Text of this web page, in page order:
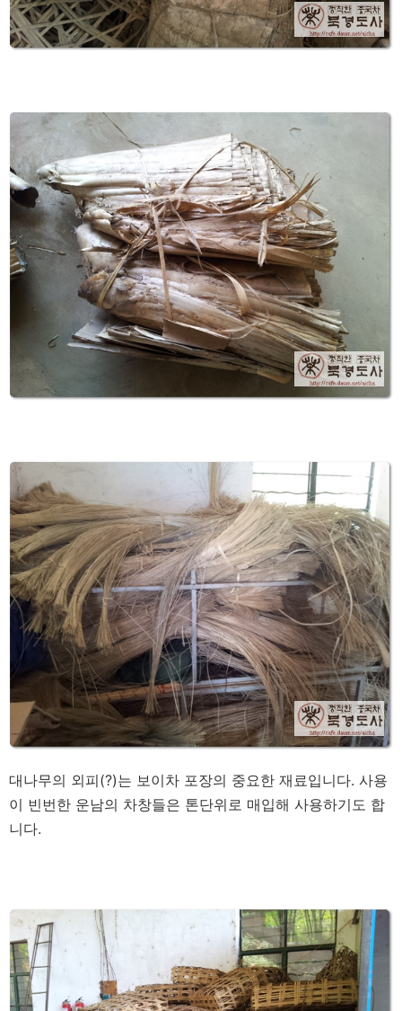
대나무의 외피(?)는 보이차 포장의 중요한 재료입니다. 사용
이 빈번한 운남의 차창들은 톤단위로 매입해 사용하기도 합
니다.